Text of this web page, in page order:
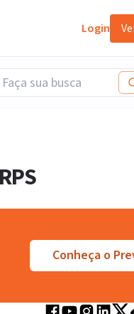
Login
Conheça o